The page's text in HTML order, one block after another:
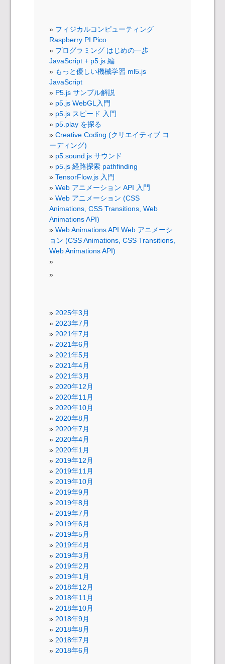
フィジカルコンピューティング
Raspberry PI Pico
プログラミング はじめの一歩
JavaScript + p5.js 編
もっと優しい機械学習 ml5.js
JavaScript
P5.js サンプル解説
p5.js WebGL入門
p5.js スピード 入門
p5.play を探る
Creative Coding (クリエイティブ コ
ーディング)
p5.sound.js サウンド
p5.js 経路探索 pathfinding
TensorFlow.js 入門
Web アニメーション API 入門
Web アニメーション (CSS
Animations, CSS Transitions, Web
Animations API)
Web Animations API Web アニメーシ
ョン (CSS Animations, CSS Transitions,
Web Animations API)
2025年3月
2023年7月
2021年7月
2021年6月
2021年5月
2021年4月
2021年3月
2020年12月
2020年11月
2020年10月
2020年8月
2020年7月
2020年4月
2020年1月
2019年12月
2019年11月
2019年10月
2019年9月
2019年8月
2019年7月
2019年6月
2019年5月
2019年4月
2019年3月
2019年2月
2019年1月
2018年12月
2018年11月
2018年10月
2018年9月
2018年8月
2018年7月
2018年6月